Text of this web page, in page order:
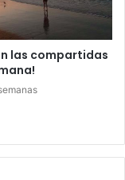
las compartidas